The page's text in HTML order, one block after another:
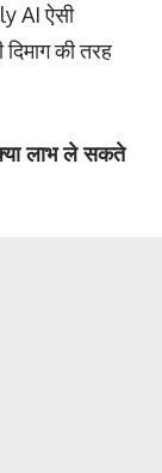
AI ऐसी
की तरह
लाभ ले सकते